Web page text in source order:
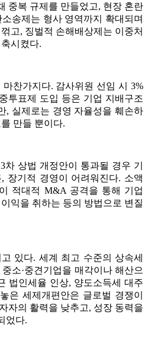
중복 규제를 만들었고, 현장 혼란
송제는 형사 영역까지 확대되며
고, 징벌적 손해배상제는 이중처
시켰다.
찬가지다. 감사위원 선임 시 3%
투표제 도입 등은 기업 지배구조
, 실제로는 경영 자율성을 훼손하
만들 뿐이다.
상법 개정안이 통과될 경우 기
장기적 경영이 어려워진다. 소액
적대적 M&A 공격을 통해 기업
익을 취하는 등의 방법으로 변질
있다. 세계 최고 수준의 상속세
소·중견기업을 매각이나 해산으
법인세율 인상, 양도소득세 대주
은 세제개편안은 글로벌 경쟁이
자의 활력을 낮추고, 성장 동력을
었다.